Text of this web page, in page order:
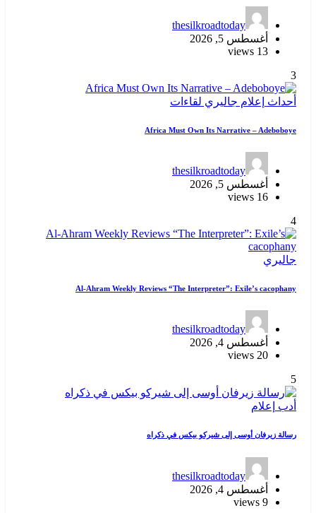
thesilkroadtoday
أغسطس 5, 2026
13 views
3
أحداث إعلام جاليري لقاءات
Africa Must Own Its Narrative – Adeboboye
thesilkroadtoday
أغسطس 5, 2026
16 views
4
جاليري
Al-Ahram Weekly Reviews “The Interpreter”: Exile’s cacophany
thesilkroadtoday
أغسطس 4, 2026
20 views
5
أدب إعلام
رسالة زيرفان أوسى إلى شيركو بيكس في ذكراه
thesilkroadtoday
أغسطس 4, 2026
9 views